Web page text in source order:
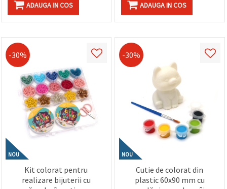
ADAUGA IN COS ADAUGA IN COS
-30%
NOU
Kit colorat pentru
realizare bijuterii cu
-30%
NOU
Cutie de colorat din
plastic 60x90 mm cu